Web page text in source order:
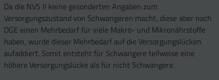
Da die NVS II keine gesonderten Angaben zum
Versorgungszustand von Schwangeren macht, diese aber nach
DGE einen Mehrbedarf für viele Makro- und Mikronährstoffe
haben, wurde dieser Mehrbedarf auf die Versorgungslücken
aufaddiert. Somit entsteht für Schwangere teilweise eine
höhere Versorgungslücke als für nicht Schwangere.